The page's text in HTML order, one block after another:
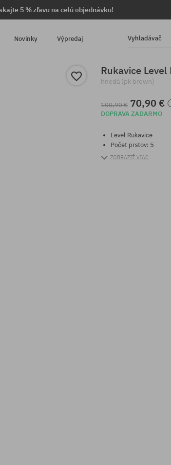
5 % zľavu na celú objednávku!
Novinky Výpredaj Vyhladávač
Rukavice
hnedá (pk brown)
100,90 € 70,90 €
DOPRAVA ZADARMO
Level Rukavice
Počet prstov: 5
ZOBRAZIŤ VIAC